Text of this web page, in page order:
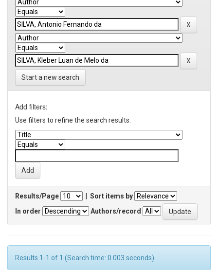
Start a new search
Add filters:
Use filters to refine the search results.
Results/Page
Sort items by
In order
Authors/record
Results 1-1 of 1 (Search time: 0.003 seconds).